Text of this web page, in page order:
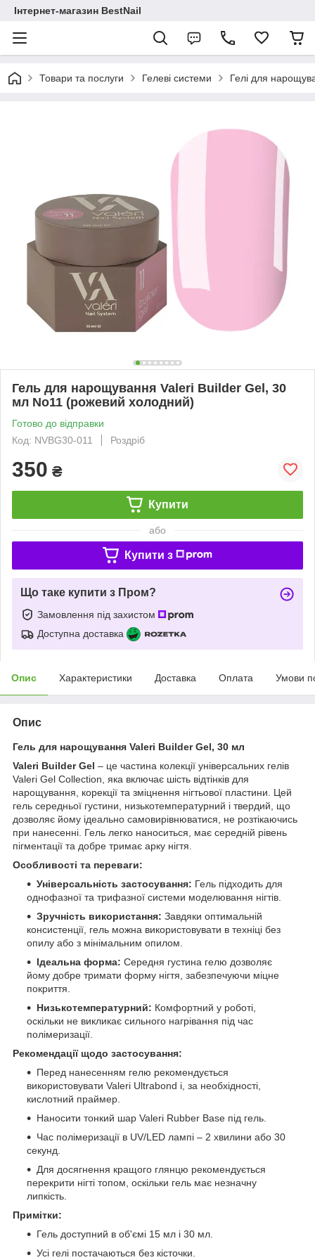
Інтернет-магазин BestNail
Товари та послуги Гелеві системи Гелі для
Гель для нарощування Valeri Builder Gel, 30
мл No11 (рожевий холодний)
Готово до відправки
Код: NVBG30-011
Роздріб
350 ₴
Купити
або
Купити з
Що таке купити з Пром?
Замовлення під захистом
Доступна доставка
Опис Характеристики Доставка Оплата Умови
Опис
Гель для нарощування Valeri Builder Gel, 30 мл
Valeri Builder Gel – це частина колекції універсальних гелів
Valeri Gel Collection, яка включає шість відтінків для
нарощування, корекції та зміцнення нігтьової пластини. Цей
гель середньої густини, низькотемпературний і твердий, що
дозволяє йому ідеально самовирівнюватися, не розтікаючись
при нанесенні. Гель легко наноситься, має середній рівень
пігментації та добре тримає арку нігтя.
Особливості та переваги:
Універсальність застосування: Гель підходить для
однофазної та трифазної системи моделювання нігтів.
Зручність використання: Завдяки оптимальній
консистенції, гель можна використовувати в техніці без
опилу або з мінімальним опилом.
Ідеальна форма: Середня густина гелю дозволяє
йому добре тримати форму нігтя, забезпечуючи міцне
покриття.
Низькотемпературний: Комфортний у роботі,
оскільки не викликає сильного нагрівання під час
полімеризації.
Рекомендації щодо застосування:
Перед нанесенням гелю рекомендується
використовувати Valeri Ultrabond і, за необхідності,
кислотний праймер.
Наносити тонкий шар Valeri Rubber Base під гель.
Час полімеризації в UV/LED лампі – 2 хвилини або 30
секунд.
Для досягнення кращого глянцю рекомендується
перекрити нігті топом, оскільки гель має незначну
липкість.
Примітки:
Гель доступний в об'ємі 15 мл і 30 мл.
Усі гелі постачаються без кісточки.